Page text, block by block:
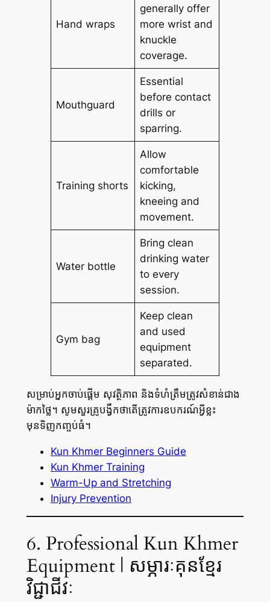
Hand wraps
generally offer
more wrist and
knuckle
coverage.
Mouthguard
Essential
before contact
drills or
sparring.
Training shorts
Allow
comfortable
kicking,
kneeing and
movement.
Water bottle
Bring clean
drinking water
to every
session.
Gym bag
Keep clean
and used
equipment
separated.
សម្រាប់អ្នកចាប់ផ្តើម សុវត្ថិភាព និងទំហំត្រឹមត្រូវសំខាន់ជាង
ម៉ាកថ្លៃ។ សូមសួរគ្រូបង្វឹកថាតើត្រូវការឧបករណ៍អ្វីខ្លះ
មុនទិញកញ្ចប់ធំ។
Kun Khmer Beginners Guide
Kun Khmer Training
Warm-Up and Stretching
Injury Prevention
6. Professional Kun Khmer
Equipment | សម្ភារៈគុនខ្មែរ
វិជ្ជាជីវៈ